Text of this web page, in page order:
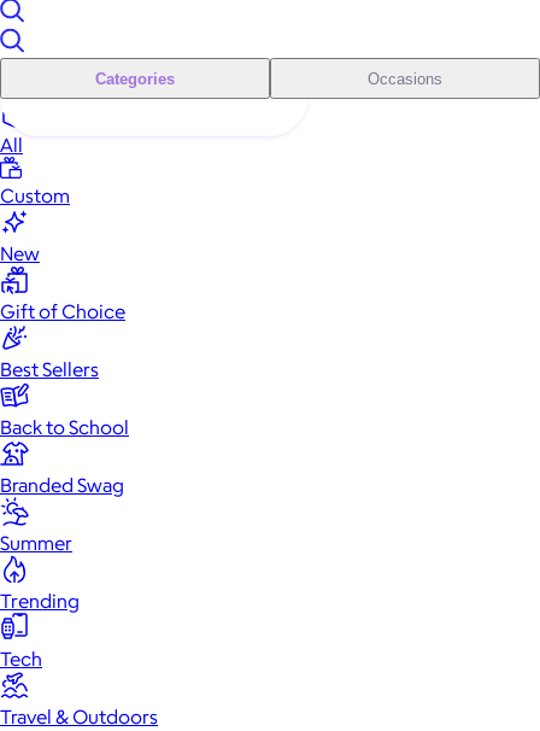
Categories Occasions
All
Custom
New
Gift of Choice
Best Sellers
Back to School
Branded Swag
Summer
Trending
Tech
Travel & Outdoors